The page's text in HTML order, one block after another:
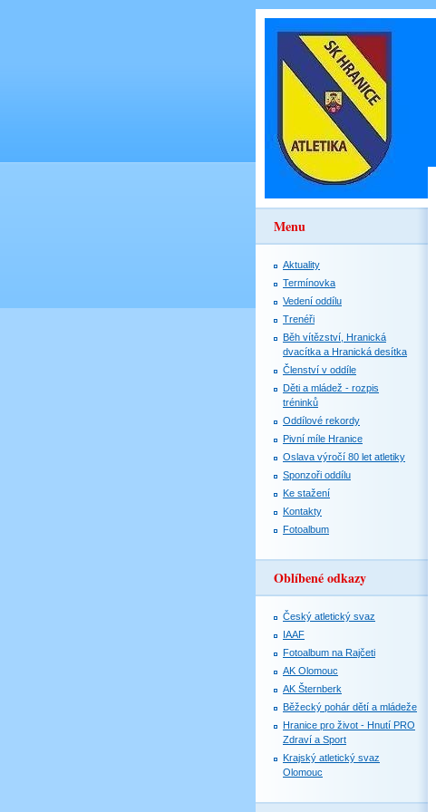
Menu
Aktuality
Termínovka
Vedení oddílu
Trenéři
Běh vítězství, Hranická
dvacítka a Hranická desítka
Členství v oddíle
Děti a mládež - rozpis
tréninků
Oddílové rekordy
Pivní míle Hranice
Oslava výročí 80 let atletiky
Sponzoři oddílu
Ke stažení
Kontakty
Fotoalbum
Oblíbené odkazy
Český atletický svaz
IAAF
Fotoalbum na Rajčeti
AK Olomouc
AK Šternberk
Běžecký pohár dětí a mládeže
Hranice pro život - Hnutí PRO
Zdraví a Sport
Krajský atletický svaz
Olomouc